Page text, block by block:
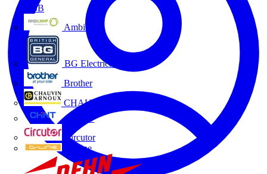
ABB
Ambilamp
BG Electrical
Brother
CHAUVIN ARNOUX
CHINT
Circutor
D-Line